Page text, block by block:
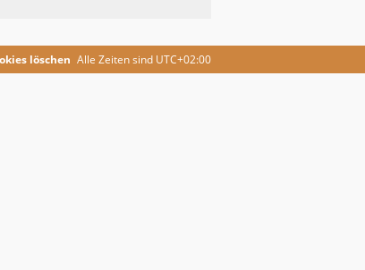
Alle Zeiten sind UTC+02:00
löschen